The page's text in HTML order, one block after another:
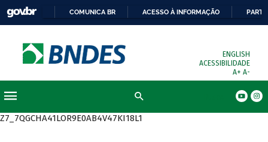
COMUNICA BR ACESSO À INFORMAÇÃO
ENGLISH
ACESSIBILIDADE
A+ A-
Z7_7QGCHA41LOR9E0AB4V47KI18L1